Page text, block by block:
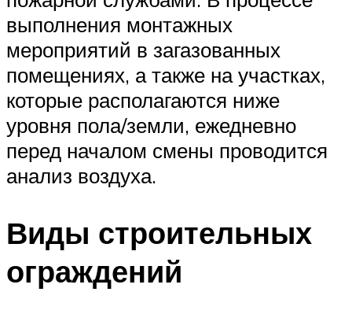
выполнения монтажных
мероприятий в загазованных
помещениях, а также на участках,
которые располагаются ниже
уровня пола/земли, ежедневно
перед началом смены проводится
анализ воздуха.
Виды строительных
ограждений